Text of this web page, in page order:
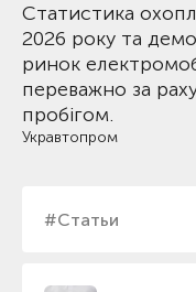
#Статьи
Статистика
2026 року та
ринок
переважно за
пробігом.
Укравтопром